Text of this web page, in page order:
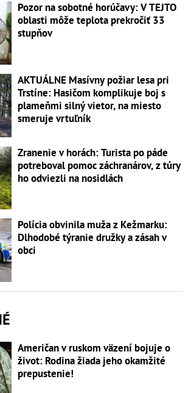
Pozor na sobotné horúčavy: V TEJTO
oblasti môže teplota prekročiť 33
stupňov
AKTUÁLNE Masívny požiar lesa pri
Trstíne: Hasičom komplikuje boj s
plameňmi silný vietor, na miesto
smeruje vrtuľník
Zranenie v horách: Turista po páde
potreboval pomoc záchranárov, z túry
ho odviezli na nosidlách
Polícia obvinila muža z Kežmarku:
Dlhodobé týranie družky a zásah v
obci
Američan v ruskom väzení bojuje o
život: Rodina žiada jeho okamžité
prepustenie!